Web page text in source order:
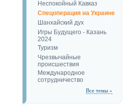
Неспокойный Кавказ
Спецоперация на Украине
Шанхайский дух
Игры Будущего - Казань
2024
Туризм
Чрезвычайные
происшествия
Международное
сотрудничество
Все темы »